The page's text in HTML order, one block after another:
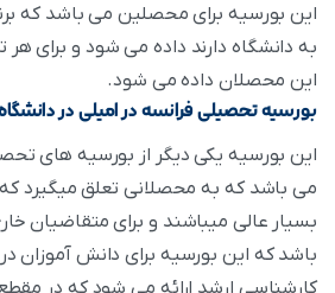
این بورسیه برای محصلین می باشد که
این محصلان داده می شود.
بورسیه تحصیلی فرانسه در امیلی در
این بورسیه یکی دیگر از بورسیه های
می باشد که به محصلانی تعلق میگیرد که
بسیار عالی میباشند و برای متقاضیان
باشد که این بورسیه برای دانش آموزان
کارشناسی ارشد ارائه می شود که در